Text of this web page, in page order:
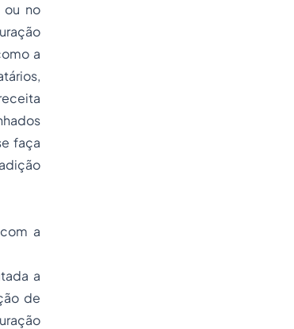
ou no
a
faça
a
a
de